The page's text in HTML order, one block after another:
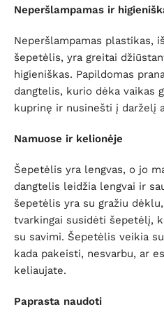
Neperšlampamas ir
Neperšlampamas plastikas,
šepetėlis, yra greitai
higieniškas. Papildomas
dangtelis, kurio dėka vaikas
kuprinę ir nusinešti į darželį
Namuose ir kelionėje
Šepetėlis yra lengvas, o jo
dangtelis leidžia lengvai ir
šepetėlis yra su gražiu
tvarkingai susidėti šepetėlį,
su savimi. Šepetėlis veikia
kada pakeisti, nesvarbu, ar
keliaujate.
Paprasta naudoti